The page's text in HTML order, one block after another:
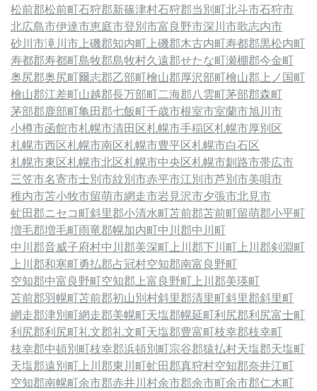
松前郡松前町石狩郡新篠津村石狩郡当別町北斗市石狩市
北広島市伊達市恵庭市登別市富良野市深川市歌志内市
砂川市滝川市 上磯郡知内町 上磯郡木古内町寿都郡黒松内町
寿都郡寿都町島牧郡島牧村久遠郡せたな町瀬棚郡今金町
奥尻郡奥尻町爾志郡乙部町檜山郡厚沢部町檜山郡上ノ国町
檜山郡江差町山越郡長万部町二海郡八雲町茅部郡森町
茅部郡鹿部町亀田郡七飯町千歳市根室市室蘭市旭川市
小樽市函館市札幌市清田区札幌市手稲区札幌市厚別区
札幌市西区札幌市南区札幌市豊平区札幌市白石区
札幌市東区札幌市北区札幌市中央区札幌市釧路市帯広市
三笠市名寄市士別市紋別市赤平市江別市芦別市美唄市
稚内市苫小牧市留萌市網走市岩見沢市夕張市北見市
虻田郡ニセコ町斜里郡小清水町苫前郡苫前町留萌郡小平町
増毛郡増毛町雨竜郡幌加内町中川郡中川町
中川郡音威子府村中川郡美深町 上川郡下川町 上川郡剣淵町
上川郡和寒町勇払郡占冠村空知郡南富良野町
空知郡中富良野町空知郡上富良野町 上川郡美瑛町
苫前郡羽幌町苫前郡初山別村斜里郡清里町斜里郡斜里町
網走郡津別町網走郡美幌町天塩郡幌延町利尻郡利尻富士町
利尻郡利尻町礼文郡礼文町天塩郡豊富町枝幸郡枝幸町
枝幸郡中頓別町枝幸郡浜頓別町宗谷郡猿払村天塩郡天塩町
天塩郡遠別町 上川郡東川町虻田郡真狩村空知郡奈井江町
空知郡南幌町余市郡赤井川村余市郡余市町余市郡仁木町